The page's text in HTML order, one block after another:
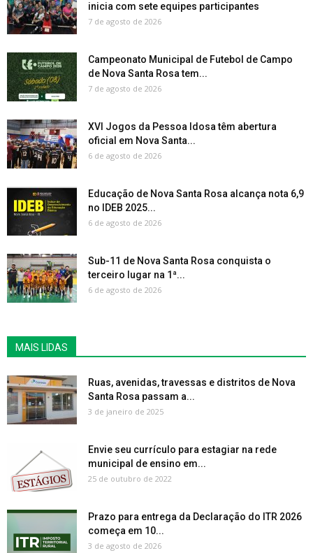
inicia com sete equipes participantes
7 de agosto de 2026
Campeonato Municipal de Futebol de Campo
de Nova Santa Rosa tem...
7 de agosto de 2026
XVI Jogos da Pessoa Idosa têm abertura
oficial em Nova Santa...
6 de agosto de 2026
Educação de Nova Santa Rosa alcança nota 6,9
no IDEB 2025...
6 de agosto de 2026
Sub-11 de Nova Santa Rosa conquista o
terceiro lugar na 1ª...
6 de agosto de 2026
MAIS LIDAS
Ruas, avenidas, travessas e distritos de Nova
Santa Rosa passam a...
3 de janeiro de 2025
Envie seu currículo para estagiar na rede
municipal de ensino em...
25 de outubro de 2022
Prazo para entrega da Declaração do ITR 2026
começa em 10...
3 de agosto de 2026